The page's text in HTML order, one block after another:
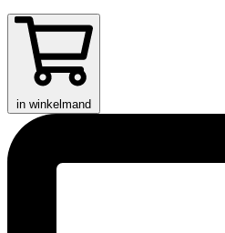
in winkelmand